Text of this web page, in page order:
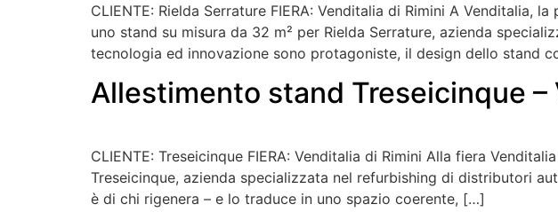
CLIENTE: Rielda Serrature FIERA: Venditalia di Rimini A
uno stand su misura da 32 m² per Rielda Serrature, azienda
tecnologia ed innovazione sono protagoniste, il design dello stand
Allestimento stand Treseicinque
CLIENTE: Treseicinque FIERA: Venditalia di Rimini Alla fiera
Treseicinque, azienda specializzata nel refurbishing di distributori
è di chi rigenera – e lo traduce in uno spazio coerente, […]